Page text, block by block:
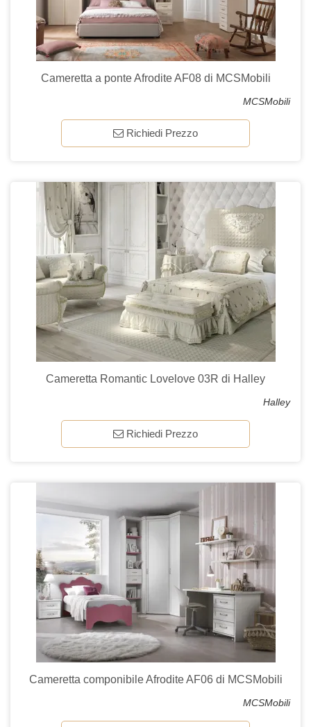
Cameretta a ponte Afrodite AF08 di MCSMobili
MCSMobili
Richiedi Prezzo
Cameretta Romantic Lovelove 03R di Halley
Halley
Richiedi Prezzo
Cameretta componibile Afrodite AF06 di MCSMobili
MCSMobili